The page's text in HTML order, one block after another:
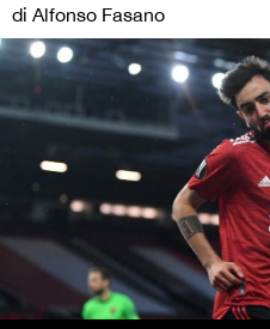
di Alfonso Fasano